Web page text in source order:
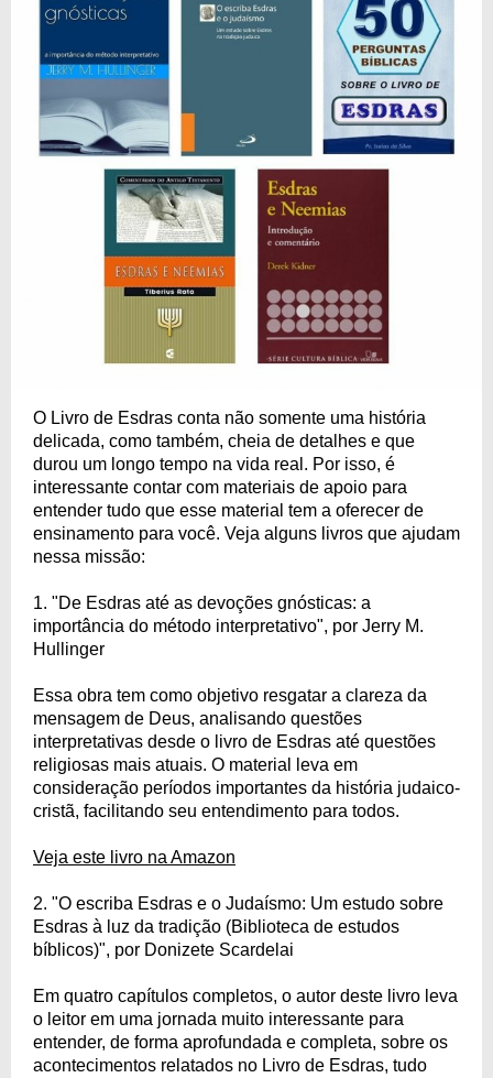
O Livro de Esdras conta não somente uma história
delicada, como também, cheia de detalhes e que
durou um longo tempo na vida real. Por isso, é
interessante contar com materiais de apoio para
entender tudo que esse material tem a oferecer de
ensinamento para você. Veja alguns livros que ajudam
nessa missão:
1. "De Esdras até as devoções gnósticas: a
importância do método interpretativo", por Jerry M.
Hullinger
Essa obra tem como objetivo resgatar a clareza da
mensagem de Deus, analisando questões
interpretativas desde o livro de Esdras até questões
religiosas mais atuais. O material leva em
consideração períodos importantes da história judaico-
cristã, facilitando seu entendimento para todos.
Veja este livro na Amazon
2. "O escriba Esdras e o Judaísmo: Um estudo sobre
Esdras à luz da tradição (Biblioteca de estudos
bíblicos)", por Donizete Scardelai
Em quatro capítulos completos, o autor deste livro leva
o leitor em uma jornada muito interessante para
entender, de forma aprofundada e completa, sobre os
acontecimentos relatados no Livro de Esdras, tudo